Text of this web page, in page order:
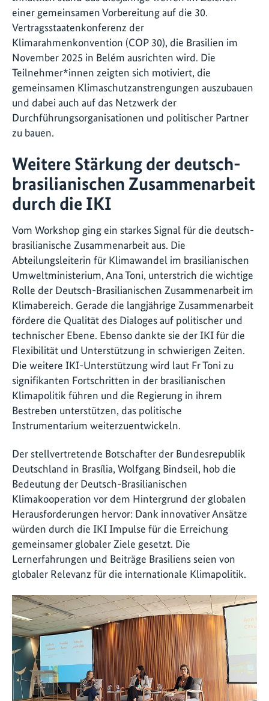
einer gemeinsamen Vorbereitung auf die 30.
Vertragsstaatenkonferenz der
Klimarahmenkonvention (COP 30), die Brasilien im
November 2025 in Belém ausrichten wird. Die
Teilnehmer*innen zeigten sich motiviert, die
gemeinsamen Klimaschutzanstrengungen auszubauen
und dabei auch auf das Netzwerk der
Durchführungsorganisationen und politischer Partner
zu bauen.
Weitere Stärkung der deutsch-
brasilianischen Zusammenarbeit
durch die IKI
Vom Workshop ging ein starkes Signal für die deutsch-
brasilianische Zusammenarbeit aus. Die
Abteilungsleiterin für Klimawandel im brasilianischen
Umweltministerium, Ana Toni, unterstrich die wichtige
Rolle der Deutsch-Brasilianischen Zusammenarbeit im
Klimabereich. Gerade die langjährige Zusammenarbeit
fördere die Qualität des Dialoges auf politischer und
technischer Ebene. Ebenso dankte sie der IKI für die
Flexibilität und Unterstützung in schwierigen Zeiten.
Die weitere IKI-Unterstützung wird laut Fr Toni zu
signifikanten Fortschritten in der brasilianischen
Klimapolitik führen und die Regierung in ihrem
Bestreben unterstützen, das politische
Instrumentarium weiterzuentwickeln.
Der stellvertretende Botschafter der Bundesrepublik
Deutschland in Brasília, Wolfgang Bindseil, hob die
Bedeutung der Deutsch-Brasilianischen
Klimakooperation vor dem Hintergrund der globalen
Herausforderungen hervor: Dank innovativer Ansätze
würden durch die IKI Impulse für die Erreichung
gemeinsamer globaler Ziele gesetzt. Die
Lernerfahrungen und Beiträge Brasiliens seien von
globaler Relevanz für die internationale Klimapolitik.